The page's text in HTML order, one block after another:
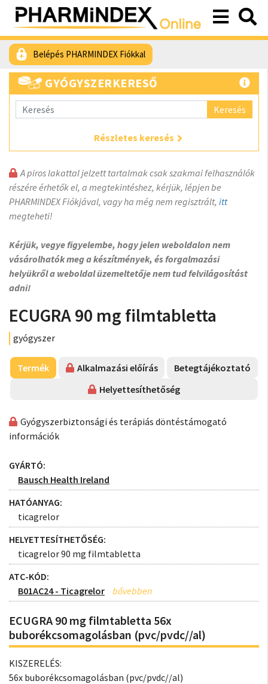
Belépés PHARMINDEX Fiókkal
GYÓGYSZERKERESŐ
Keresés
Részletes keresés
A piros lakattal jelzett tartalmak csak szakmai felhasználók
részére érhetők el, a megtekintéshez, kérjük, lépjen be
PHARMINDEX Fiókjával, vagy ha még nem regisztrált, itt
megteheti!
Kérjük, vegye figyelembe, hogy jelen weboldalon nem
vásárolhatók meg a készítmények, és forgalmazási
helyükről a weboldal üzemeltetője nem tud felvilágosítást
adni!
ECUGRA 90 mg filmtabletta
gyógyszer
Termék Alkalmazási előírás
Betegtájékoztató
Helyettesíthetőség
Gyógyszerbiztonsági és terápiás döntéstámogató
információk
GYÁRTÓ:
Bausch Health Ireland
HATÓANYAG:
ticagrelor
HELYETTESÍTHETŐSÉG:
ticagrelor 90 mg filmtabletta
ATC-KÓD:
B01AC24 - Ticagrelor
ECUGRA 90 mg filmtabletta 56x
buborékcsomagolásban (pvc/pvdc//al)
KISZERELÉS:
56x buborékcsomagolásban (pvc/pvdc//al)